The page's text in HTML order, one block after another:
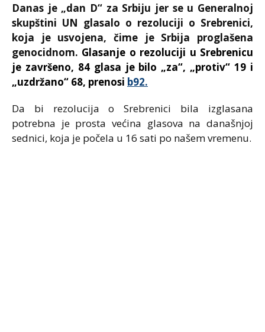
Danas je „dan D“ za Srbiju jer se u Generalnoj
skupštini UN glasalo o rezoluciji o Srebrenici,
koja je usvojena, čime je Srbija proglašena
genocidnom. Glasanje o rezoluciji u Srebrenicu
je završeno, 84 glasa je bilo „za“, „protiv“ 19 i
„uzdržano“ 68, prenosi b92.
Da bi rezolucija o Srebrenici bila izglasana
potrebna je prosta većina glasova na današnjoj
sednici, koja je počela u 16 sati po našem vremenu.